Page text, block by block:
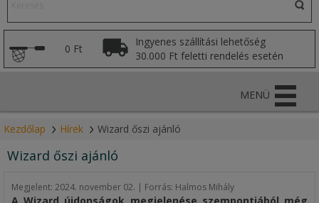
0 Ft
Ingyenes szállítási lehetőség
30.000 Ft feletti rendelés esetén
MENÜ
Kezdőlap Hírek Wizard őszi ajánló
Wizard őszi ajánló
Megjelent: 2024. november 02. | Forrás: Halmos Mihály